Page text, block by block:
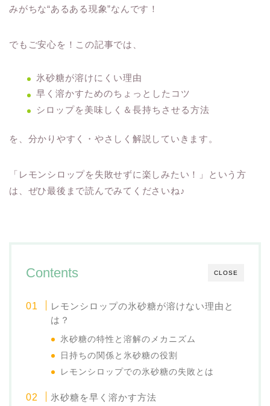
みがちな“あるある現象”なんです！
でもご安心を！この記事では、
氷砂糖が溶けにくい理由
早く溶かすためのちょっとしたコツ
シロップを美味しく＆長持ちさせる方法
を、分かりやすく・やさしく解説していきます。
「レモンシロップを失敗せずに楽しみたい！」という方
は、ぜひ最後まで読んでみてくださいね♪
CLOSE
Contents
レモンシロップの氷砂糖が溶けない理由と
は？
氷砂糖の特性と溶解のメカニズム
日持ちの関係と氷砂糖の役割
レモンシロップでの氷砂糖の失敗とは
氷砂糖を早く溶かす方法